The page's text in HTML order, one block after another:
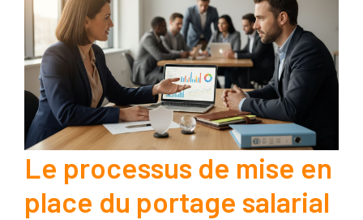
Le processus de mise en
place du portage salarial